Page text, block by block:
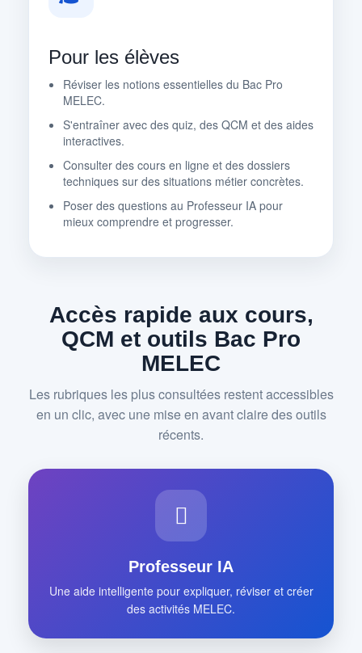
Pour les élèves
Réviser les notions essentielles du Bac Pro
MELEC.
S'entraîner avec des quiz, des QCM et des aides
interactives.
Consulter des cours en ligne et des dossiers
techniques sur des situations métier concrètes.
Poser des questions au Professeur IA pour
mieux comprendre et progresser.
Accès rapide aux cours,
QCM et outils Bac Pro
MELEC
Les rubriques les plus consultées restent accessibles
en un clic, avec une mise en avant claire des outils
récents.
Professeur IA
Une aide intelligente pour expliquer, réviser et créer
des activités MELEC.